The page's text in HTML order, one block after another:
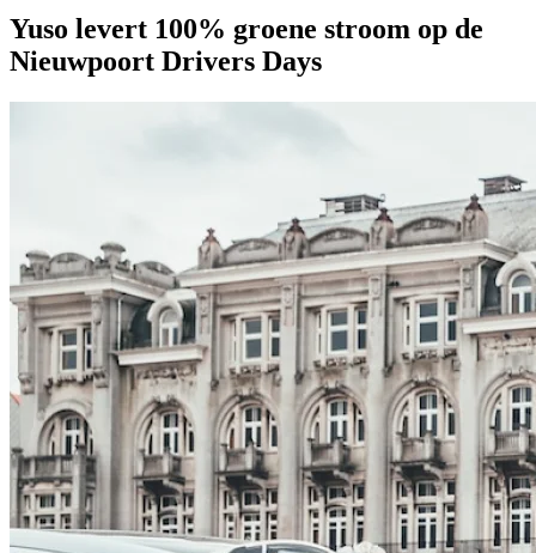
Yuso levert 100% groene stroom op de
Nieuwpoort Drivers Days